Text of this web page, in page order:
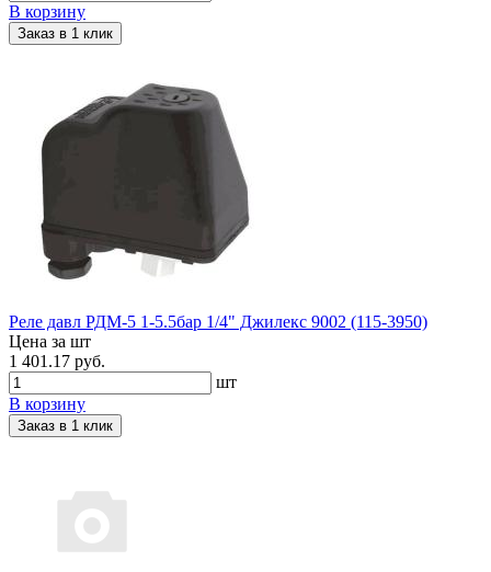
В корзину
Заказ в 1 клик
Реле давл РДМ-5 1-5.5бар 1/4" Джилекс 9002 (115-3950)
Цена за шт
1 401.17 руб.
шт
В корзину
Заказ в 1 клик